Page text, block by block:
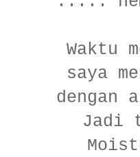
Waktu
saya
dengan
Jadi